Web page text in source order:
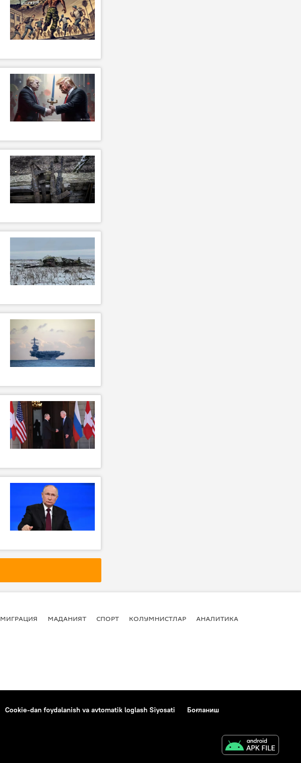
МИГРАЦИЯ МАДАНИЯТ СПОРТ КОЛУМНИСТЛАР АНАЛИТИКА
Cookie-dan foydalanish va avtomatik loglash Siyosati Боғланиш